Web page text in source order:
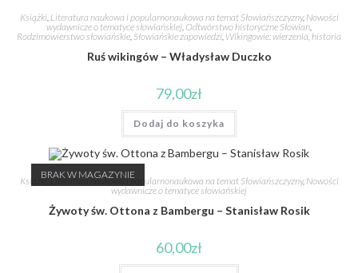
Książki, Literatura naukowa i popularnonaukowa na temat Słowiańszczyzny, Nowości
wydawnicze o tematyce słowiańskiej, Odtwórstwo historyczne Słowian,
Rodzimowierstwo słowiańskie, Słowiańskie zapowiedzi, Wikingowie: wierzenia, historia
Ruś wikingów – Władysław Duczko
79,00zł
Dodaj do koszyka
BRAK W MAGAZYNIE
Książki,Literatura naukowa i popularnonaukowa na temat Słowiańszczyzny, Nowości
wydawnicze o tematyce słowiańskiej
Żywoty św. Ottona z Bambergu – Stanisław Rosik
60,00zł